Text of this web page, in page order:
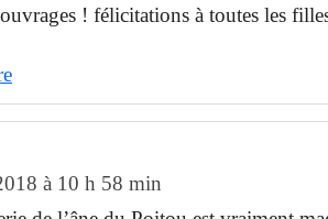
! félicitations à toutes les
à 10 h 58 min